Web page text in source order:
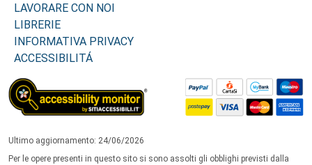
LAVORARE CON NOI
LIBRERIE
INFORMATIVA PRIVACY
ACCESSIBILITÁ
Ultimo aggiornamento: 24/06/2026
Per le opere presenti in questo sito si sono assolti gli obblighi previsti dalla